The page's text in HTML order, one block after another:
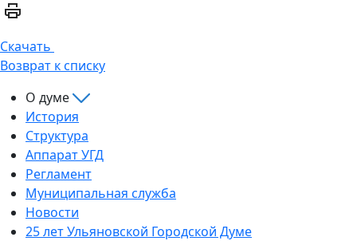
Скачать
Возврат к списку
О думе
История
Структура
Аппарат УГД
Регламент
Муниципальная служба
Новости
25 лет Ульяновской Городской Думе